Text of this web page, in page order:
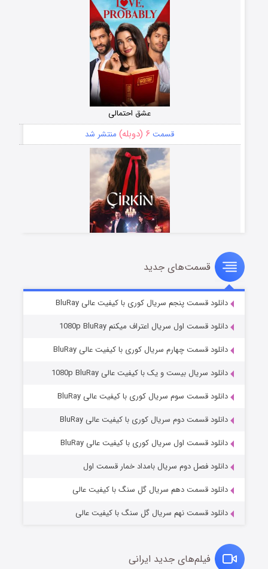
عشق احتمالی
قسمت ۶ (دوبله) منتشر شد
سریال زشت
قسمت۵ (زیرنویس) منتشر شد
وستی ها
قسمت۱ (زیرنویس) منتشر شد
قسمت‌های جدید
دانلود قسمت پنجم سریال کوری با کیفیت عالی BluRay
دانلود قسمت اول سریال اعتراف میکنم 1080p BluRay
دانلود قسمت چهارم سریال کوری با کیفیت عالی BluRay
دانلود سریال بیست و یک با کیفیت عالی 1080p BluRay
دانلود قسمت سوم سریال کوری با کیفیت عالی BluRay
دانلود قسمت دوم سریال کوری با کیفیت عالی BluRay
دانلود قسمت اول سریال کوری با کیفیت عالی BluRay
دانلود فصل دوم سریال بامداد خمار قسمت اول
دانلود قسمت دهم سریال گل سنگ با کیفیت عالی
دانلود قسمت نهم سریال گل سنگ با کیفیت عالی
فیلم‌های جدید ایرانی